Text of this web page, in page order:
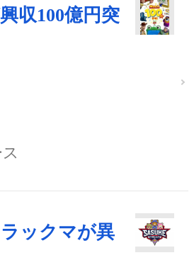
収100億円突
ックマが異